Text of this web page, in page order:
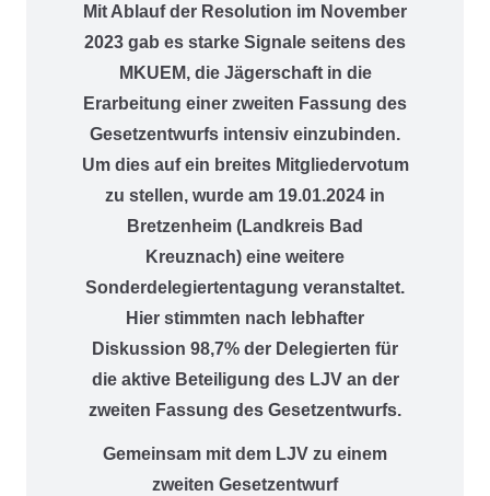
Mit Ablauf der Resolution im November
2023 gab es starke Signale seitens des
MKUEM, die Jägerschaft in die
Erarbeitung einer zweiten Fassung des
Gesetzentwurfs intensiv einzubinden.
Um dies auf ein breites Mitgliedervotum
zu stellen, wurde am 19.01.2024 in
Bretzenheim (Landkreis Bad
Kreuznach) eine weitere
Sonderdelegiertentagung veranstaltet.
Hier stimmten nach lebhafter
Diskussion 98,7% der Delegierten für
die aktive Beteiligung des LJV an der
zweiten Fassung des Gesetzentwurfs.
Gemeinsam mit dem LJV zu einem
zweiten Gesetzentwurf